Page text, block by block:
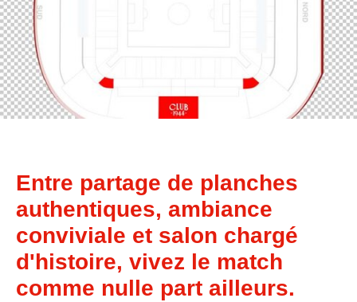
Entre partage de planches
authentiques, ambiance
conviviale et salon chargé
d'histoire, vivez le match
comme nulle part ailleurs.